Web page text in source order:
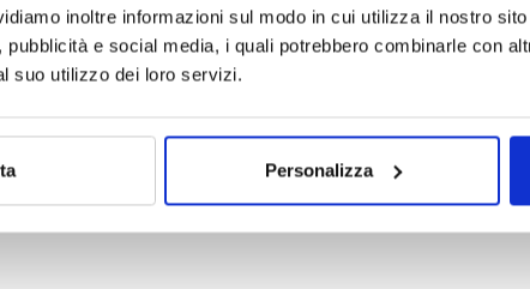
inoltre informazioni sul modo in cui utilizza il nostro
pubblicità e social media, i quali potrebbero combinarle con
suo utilizzo dei loro servizi.
Personalizza
il gruppo Intesa Sanpaolo , primo gestore di masse in
i francesi solo con Amundi gestiscono 118,61 miliardi.
del 30 settembre il primo gestore europeo di fondi è
arriva anche in questo caso seconda con poco meno di 400